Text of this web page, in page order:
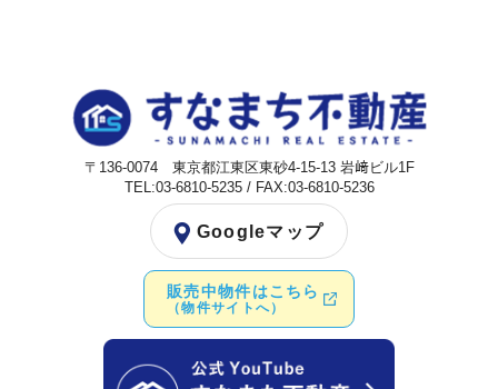
〒136-0074 東京都江東区東砂4-15-13 岩﨑ビル1F
TEL:03-6810-5235 / FAX:03-6810-5236
Googleマップ
販売中物件はこちら
（物件サイトへ）